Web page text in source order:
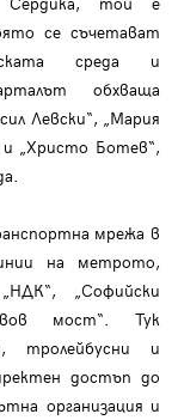
се съчетават
среда и
обхваща
Левски“, „Мария
и „Христо Ботев“,
мрежа в
на метрото,
„Софийски
мост“. Тук
тролейбусни и
достъп до
организация и